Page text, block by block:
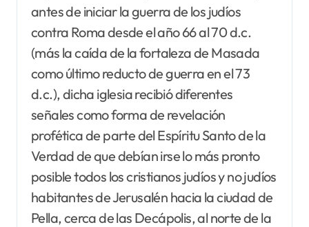
antes de iniciar la guerra de los judíos
contra Roma desde el año 66 al 70 d.c.
(más la caída de la fortaleza de Masada
como último reducto de guerra en el 73
d.c.), dicha iglesia recibió diferentes
señales como forma de revelación
profética de parte del Espíritu Santo de la
Verdad de que debían irse lo más pronto
posible todos los cristianos judíos y no judíos
habitantes de Jerusalén hacia la ciudad de
Pella, cerca de las Decápolis, al norte de la